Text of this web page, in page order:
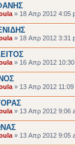
» 18 Απρ 2012 4:05
» 18 Απρ 2012 3:31
» 16 Απρ 2012
» 13 Απρ 2012 11:09
» 13 Απρ 2012 9:06
» 13 Απρ 2012 9:05